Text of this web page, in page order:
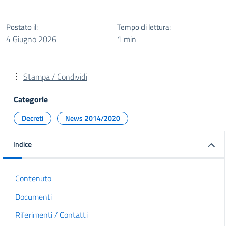
Postato il:
4 Giugno 2026
Tempo di lettura:
1 min
Stampa / Condividi
Categorie
Decreti News 2014/2020
Indice
Contenuto
Documenti
Riferimenti / Contatti